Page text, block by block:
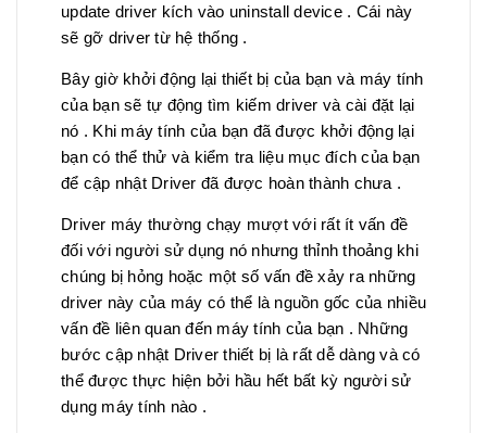
update driver kích vào uninstall device . Cái này
sẽ gỡ driver từ hệ thống .
Bây giờ khởi động lại thiết bị của bạn và máy tính
của bạn sẽ tự động tìm kiếm driver và cài đặt lại
nó . Khi máy tính của bạn đã được khởi động lại
bạn có thể thử và kiểm tra liệu mục đích của bạn
để cập nhật Driver đã được hoàn thành chưa .
Driver máy thường chạy mượt với rất ít vấn đề
đối với người sử dụng nó nhưng thỉnh thoảng khi
chúng bị hỏng hoặc một số vấn đề xảy ra những
driver này của máy có thể là nguồn gốc của nhiều
vấn đề liên quan đến máy tính của bạn . Những
bước cập nhật Driver thiết bị là rất dễ dàng và có
thể được thực hiện bởi hầu hết bất kỳ người sử
dụng máy tính nào .